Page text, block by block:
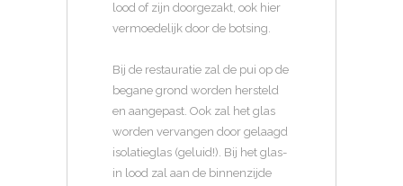
lood of zijn doorgezakt, ook hier
vermoedelijk door de botsing.
Bij de restauratie zal de pui op de
begane grond worden hersteld
en aangepast. Ook zal het glas
worden vervangen door gelaagd
isolatieglas (geluid!). Bij het glas-
in lood zal aan de binnenzijde